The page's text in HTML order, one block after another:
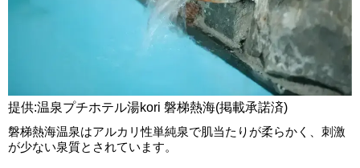
提供:温泉プチホテル湯kori 磐梯熱海(掲載承諾済)
磐梯熱海温泉はアルカリ性単純泉で肌当たりが柔らかく、刺激
が少ない泉質とされています。